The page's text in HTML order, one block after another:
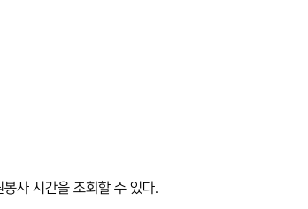
사 시간을 조회할 수 있다.